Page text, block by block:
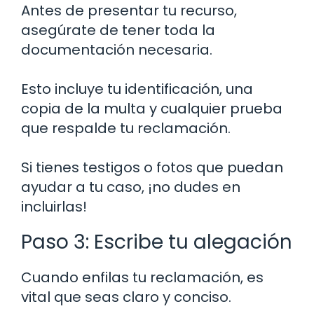
Antes de presentar tu recurso,
asegúrate de tener toda la
documentación necesaria.
Esto incluye tu identificación, una
copia de la multa y cualquier prueba
que respalde tu reclamación.
Si tienes testigos o fotos que puedan
ayudar a tu caso, ¡no dudes en
incluirlas!
Paso 3: Escribe tu alegación
Cuando enfilas tu reclamación, es
vital que seas claro y conciso.